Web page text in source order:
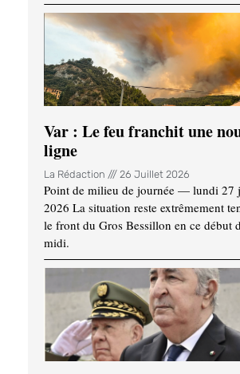
Var : Le feu franchit une
ligne
La Rédaction 26 Juillet 2026
Point de milieu de journée — lundi 27
2026 La situation reste extrêmement
le front du Gros Bessillon en ce début
midi.